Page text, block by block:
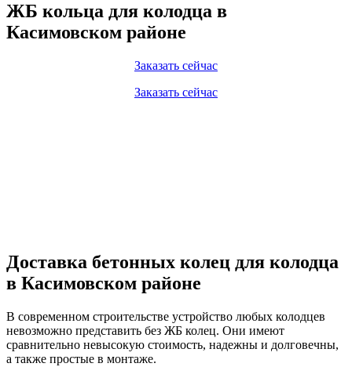
ЖБ кольца для колодца в
Касимовском районе
Заказать сейчас
Заказать сейчас
Доставка бетонных колец для колодца
в Касимовском районе
В современном строительстве устройство любых колодцев
невозможно представить без ЖБ колец. Они имеют
сравнительно невысокую стоимость, надежны и долговечны,
а также простые в монтаже.